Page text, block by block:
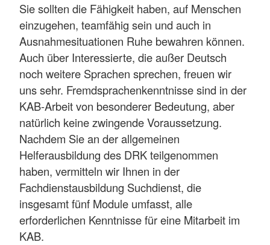
Sie sollten die Fähigkeit haben, auf Menschen
einzugehen, teamfähig sein und auch in
Ausnahmesituationen Ruhe bewahren können.
Auch über Interessierte, die außer Deutsch
noch weitere Sprachen sprechen, freuen wir
uns sehr. Fremdsprachenkenntnisse sind in der
KAB-Arbeit von besonderer Bedeutung, aber
natürlich keine zwingende Voraussetzung.
Nachdem Sie an der allgemeinen
Helferausbildung des DRK teilgenommen
haben, vermitteln wir Ihnen in der
Fachdienstausbildung Suchdienst, die
insgesamt fünf Module umfasst, alle
erforderlichen Kenntnisse für eine Mitarbeit im
KAB.